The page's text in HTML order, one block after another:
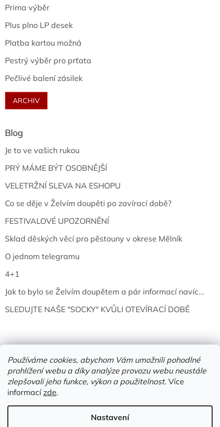
Používáme cookies, abychom Vám umožnili pohodlné
prohlížení webu a díky analýze provozu webu neustále
zlepšovali jeho funkce, výkon a použitelnost. Více
informacízde.
Nastavení
Prima výběr
Plus plno LP desek
Platba kartou možná
Pestrý výběr pro prťata
Pečlivé balení zásilek
ARCHIV
Blog
Je to ve vašich rukou
PRÝ MÁME BÝT OSOBNĚJŠÍ
VELETRŽNÍ SLEVA NA ESHOPU
Co se děje v Želvím doupěti po zavírací době?
FESTIVALOVÉ UPOZORNĚNÍ
Sklad děských věcí pro pěstouny v okrese Mělník
O jednom telegramu
4+1
Jak to bylo se Želvím doupětem a pár informací navíc...
SLEDUJTE NAŠE "SOCKY" KVŮLI OTEVÍRACÍ DOBĚ
Vytvořil Shoptet